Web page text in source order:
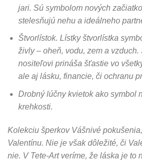
jari. Sú symbolom nových
stelesňujú nehu a ideálneho
Štvorlístok. Lístky štvorlístka
živly – oheň, vodu, zem a
nositeľovi prináša šťastie vo
ale aj lásku, financie, či ochranu
Drobný lúčny kvietok ako symbol
krehkosti.
Kolekciu šperkov Vášnivé
Valentínu. Nie je však dôležité, či
nie. V Tete-Art veríme, že láska je to